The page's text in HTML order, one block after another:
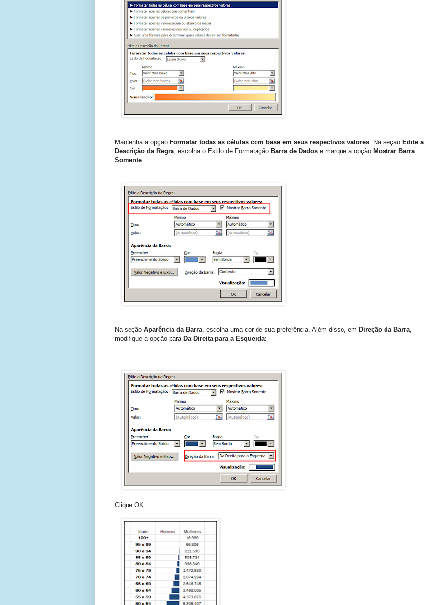
Mantenha a opção Formatar todas as células com base em seus respectivos valores. Na seção Edite a
Descrição da Regra, escolha o Estilo de Formatação Barra de Dados e marque a opção Mostrar Barra
Somente:
Na seção Aparência da Barra, escolha uma cor de sua preferência. Além disso, em Direção da Barra,
modifique a opção para Da Direita para a Esquerda:
Clique OK: